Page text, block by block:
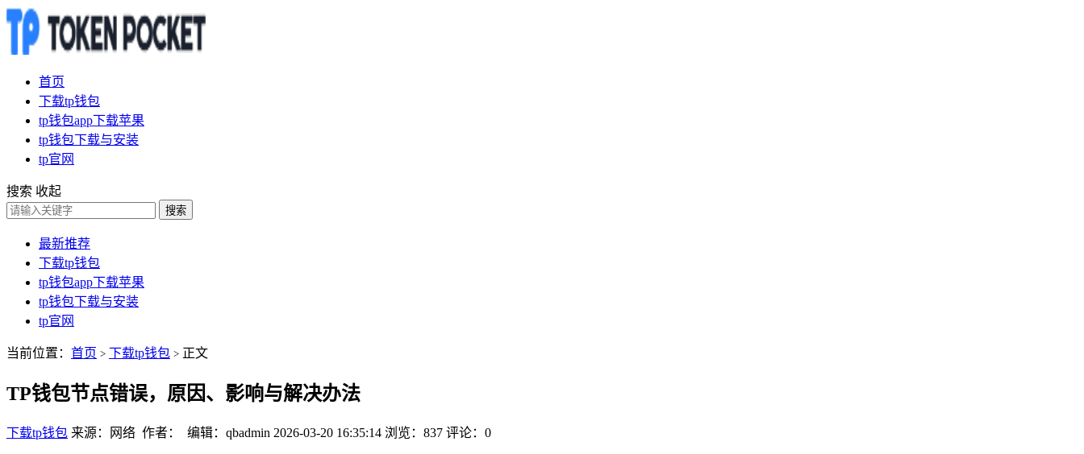
首页
下载tp钱包
tp钱包app下载苹果
tp钱包下载与安装
tp官网
搜索 收起
搜索
最新推荐
下载tp钱包
tp钱包app下载苹果
tp钱包下载与安装
tp官网
当前位置： 首页 > 下载tp钱包 > 正文
TP钱包节点错误，原因、影响与解决办法
下载tp钱包 来源：网络 作者： 编辑：qbadmin 2026-03-20 16:35:14 浏览：837 评论：0